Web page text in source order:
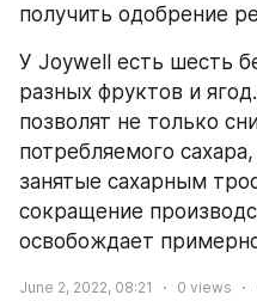
получить одобрение
У Joywell есть шесть
разных фруктов и
позволят не только
потребляемого
занятые сахарным
сокращение
освобождает
June 2, 2022, 08:21 0 views